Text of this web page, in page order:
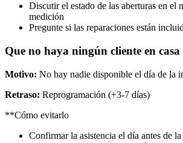
Discutir el estado de las aberturas en el
medición
Pregunte si las reparaciones están
Que no haya ningún cliente en casa
Motivo: No hay nadie disponible el día de la
Retraso: Reprogramación (+3-7 días)
**Cómo evitarlo
Confirmar la asistencia el día antes de